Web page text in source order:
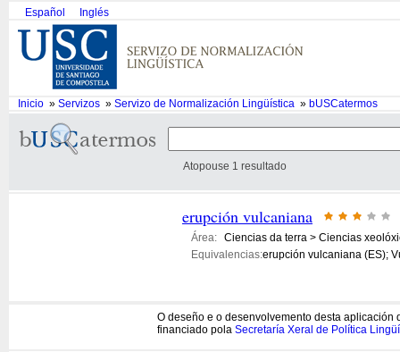
Español Inglés
Inicio » Servizos » Servizo de Normalización Lingüística » bUSCatermos
Atopouse 1 resultado
erupción vulcaniana
Área: Ciencias da terra > Ciencias
Equivalencias:erupción vulcaniana (ES);
O deseño e o desenvolvemento desta aplicación
financiado pola Secretaría Xeral de Política